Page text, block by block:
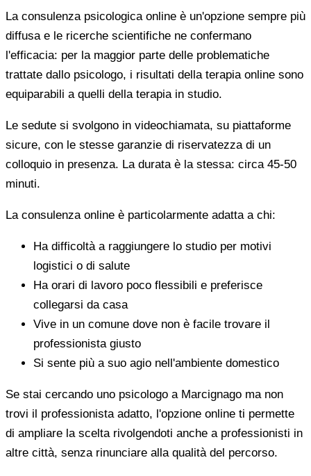
La consulenza psicologica online è un'opzione sempre più
diffusa e le ricerche scientifiche ne confermano
l'efficacia: per la maggior parte delle problematiche
trattate dallo psicologo, i risultati della terapia online sono
equiparabili a quelli della terapia in studio.
Le sedute si svolgono in videochiamata, su piattaforme
sicure, con le stesse garanzie di riservatezza di un
colloquio in presenza. La durata è la stessa: circa 45-50
minuti.
La consulenza online è particolarmente adatta a chi:
Ha difficoltà a raggiungere lo studio per motivi
logistici o di salute
Ha orari di lavoro poco flessibili e preferisce
collegarsi da casa
Vive in un comune dove non è facile trovare il
professionista giusto
Si sente più a suo agio nell'ambiente domestico
Se stai cercando uno psicologo a Marcignago ma non
trovi il professionista adatto, l'opzione online ti permette
di ampliare la scelta rivolgendoti anche a professionisti in
altre città, senza rinunciare alla qualità del percorso.